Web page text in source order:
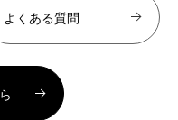
よくある質問